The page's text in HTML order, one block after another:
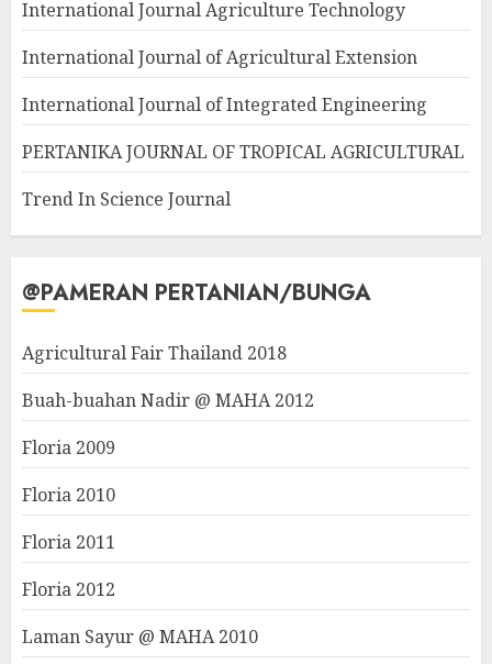
International Journal Agriculture Technology
International Journal of Agricultural Extension
International Journal of Integrated Engineering
PERTANIKA JOURNAL OF TROPICAL AGRICULTURAL
Trend In Science Journal
@PAMERAN PERTANIAN/BUNGA
Agricultural Fair Thailand 2018
Buah-buahan Nadir @ MAHA 2012
Floria 2009
Floria 2010
Floria 2011
Floria 2012
Laman Sayur @ MAHA 2010